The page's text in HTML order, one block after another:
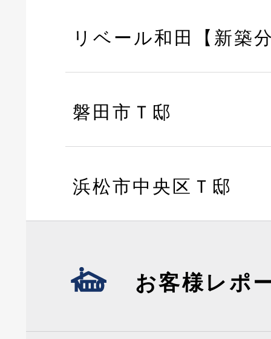
リベール和田【新築
磐田市Ｔ邸
浜松市中央区Ｔ邸
お客様レポ